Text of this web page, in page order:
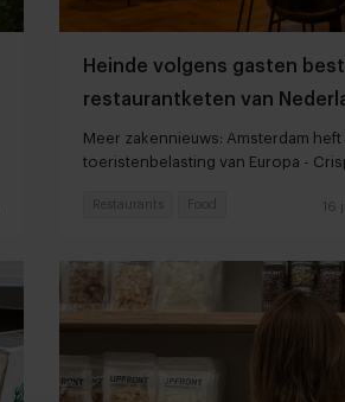
Heinde volgens gasten
restaurantketen van
Meer zakennieuws: Amsterdam
toeristenbelasting van Europa -
Restaurants Food